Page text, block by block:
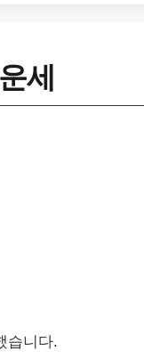
세
습니다.